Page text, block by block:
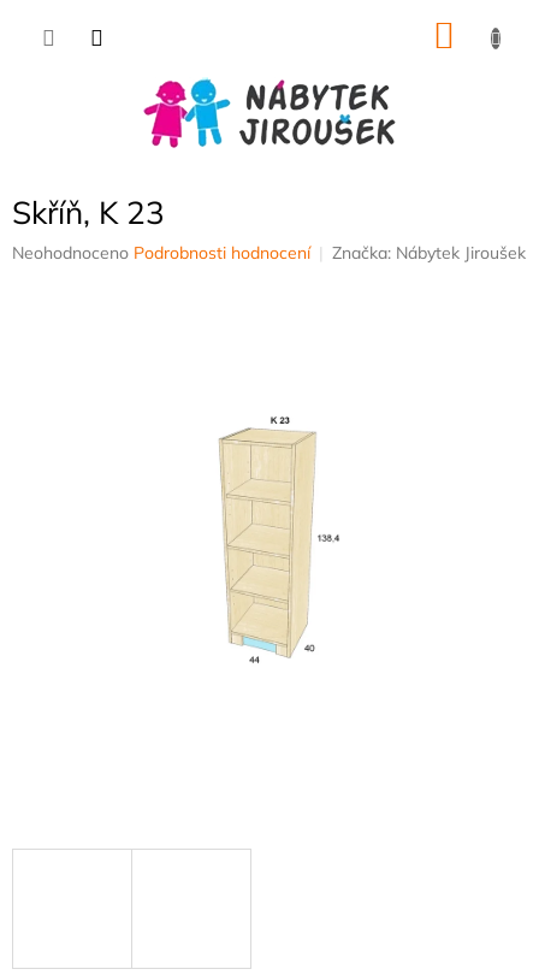
Skříň, K 23
Průměrné
Neohodnoceno Podrobnosti hodnocení Značka: Nábytek Jiroušek